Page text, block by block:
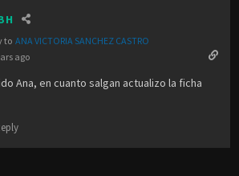
to ANA VICTORIA SANCHEZ CASTRO
ago
Ana, en cuanto salgan actualizo la ficha